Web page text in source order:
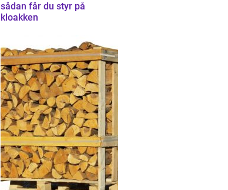
sådan får du styr på
kloakken